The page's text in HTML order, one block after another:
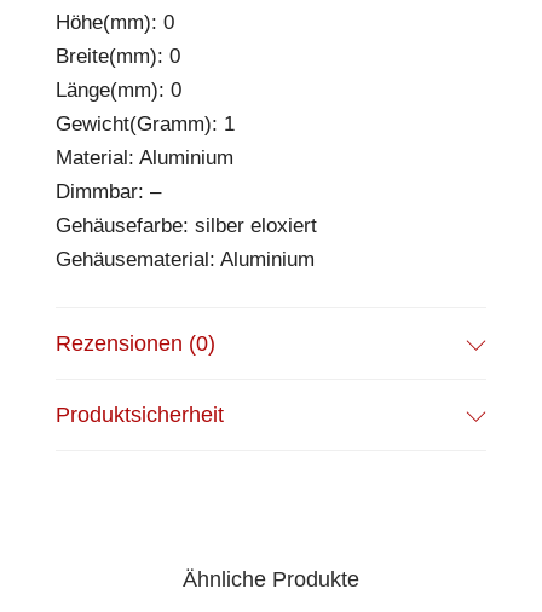
Höhe(mm): 0
Breite(mm): 0
Länge(mm): 0
Gewicht(Gramm): 1
Material: Aluminium
Dimmbar: –
Gehäusefarbe: silber eloxiert
Gehäusematerial: Aluminium
Rezensionen (0)
Produktsicherheit
Ähnliche Produkte